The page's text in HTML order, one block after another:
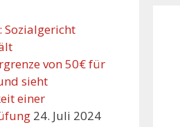
Sozialgericht
von 50€ für
sieht
einer
24. Juli 2024